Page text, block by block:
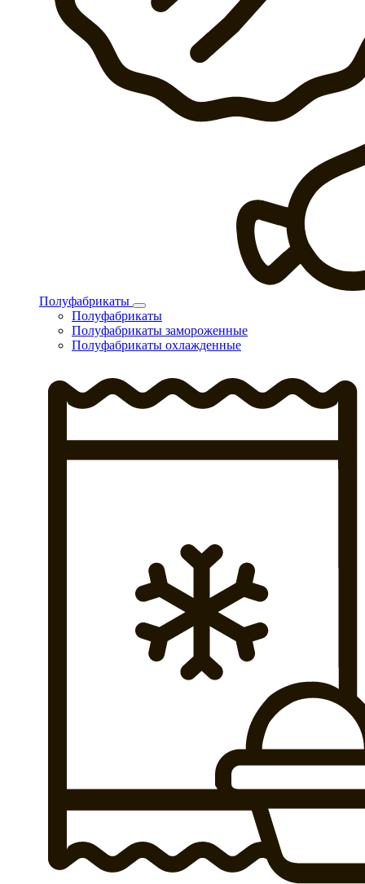
Полуфабрикаты
Полуфабрикаты
Полуфабрикаты замороженные
Полуфабрикаты охлажденные